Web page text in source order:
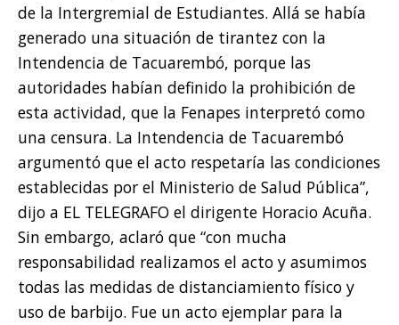
de la Intergremial de Estudiantes. Allá se había
generado una situación de tirantez con la
Intendencia de Tacuarembó, porque las
autoridades habían definido la prohibición de
esta actividad, que la Fenapes interpretó como
una censura. La Intendencia de Tacuarembó
argumentó que el acto respetaría las condiciones
establecidas por el Ministerio de Salud Pública”,
dijo a EL TELEGRAFO el dirigente Horacio Acuña.
Sin embargo, aclaró que “con mucha
responsabilidad realizamos el acto y asumimos
todas las medidas de distanciamiento físico y
uso de barbijo. Fue un acto ejemplar para la